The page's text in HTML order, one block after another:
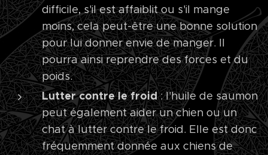
difficile, s'il est affaiblit ou s'il mange
moins, cela peut-être une bonne solution
pour lui donner envie de manger. Il
pourra ainsi reprendre des forces et du
poids.
Lutter contre le froid: l'huile de saumon
peut également aider un chien ou un
chat à lutter contre le froid. Elle est donc
fréquemment donnée aux chiens de